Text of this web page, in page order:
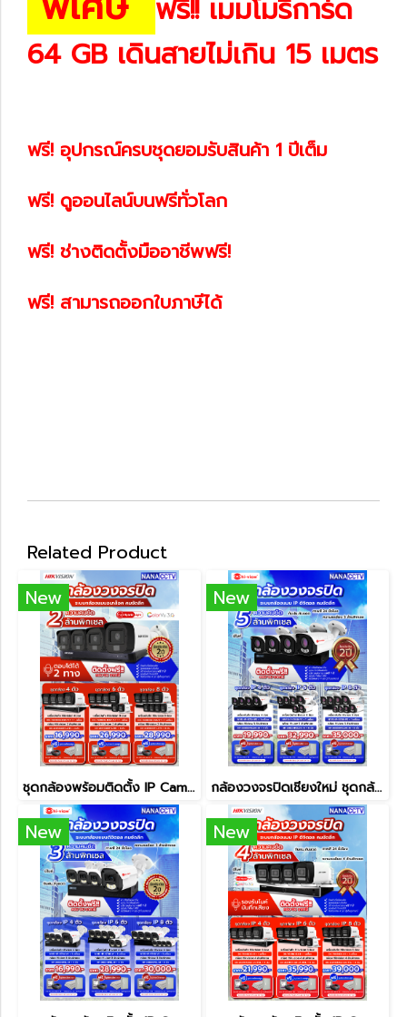
ฟรี!! เมมโมรี่การ์ด
64 GB เดินสายไม่เกิน 15 เมตร
ฟรี! อุปกรณ์ครบชุดยอมรับสินค้า 1 ปีเต็ม
ฟรี! ดูออนไลน์บนฟรีทั่วโลก
ฟรี! ช่างติดตั้งมืออาชีพฟรี!
ฟรี! สามารถออกใบภาษีได้
Related Product
New
ชุดกล้องพร้อมติดตั้ง IP Camera ความคมชัด 2 MP
New
กล้องวงจรปิดเชียงใหม่ ชุดกล้อง IP Camera พร้อมติดตั้ง ความคมชัด 5 MP เปลี่ยนภาพเที่ยงคืนเป็นเที่ยงวัน
New New